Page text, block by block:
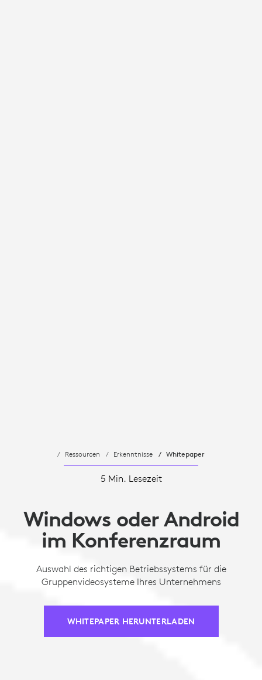
Ressourcen Erkenntnisse Whitepaper
5 Min. Lesezeit
Windows oder Android
im Konferenzraum
Auswahl des richtigen Betriebssystems für die
Gruppenvideosysteme Ihres Unternehmens
WHITEPAPER HERUNTERLADEN